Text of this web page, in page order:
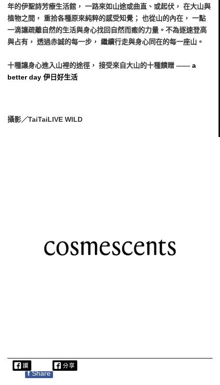
年的伊聖詩芳療⽣活館， ⼀路來如⼭途或曲直、或起伏， 在⼤⼭與
植物之間， 重拾各種原來純粹的感受知覺； 也從⼭的內在， ⼀點
⼀滴讓疏離⾃然的⽣活與⾝⼼找回⾃然⽽癒的⼒量。不為逐速登⾼
與占有， 透過⾚誠的每⼀步， 繼續⾏⾛與⾝⼼同在的每⼀座⼭。
⼗種讓身⼼進入山裡的途徑， 接受來⾃⼤山的⼗種饋贈 —— a
better day 伊日好生活
攝影／TaiTaiLIVE WILD
f Share